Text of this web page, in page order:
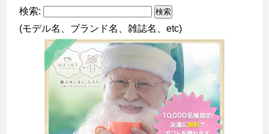
検索:
(モデル名、ブランド名、雑誌名、etc)